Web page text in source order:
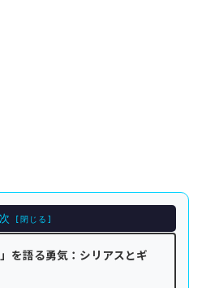
を語る勇気：シリアスとギ